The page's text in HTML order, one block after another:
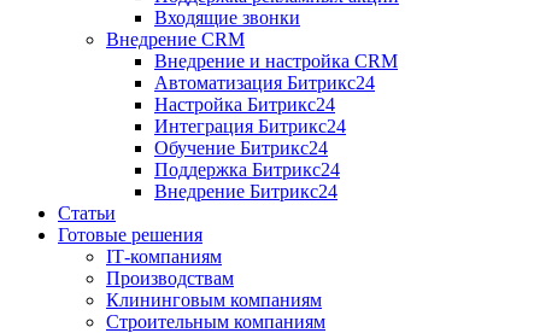
Входящие звонки
Внедрение CRM
Внедрение и настройка CRM
Автоматизация Битрикс24
Настройка Битрикс24
Интеграция Битрикс24
Обучение Битрикс24
Поддержка Битрикс24
Внедрение Битрикс24
Статьи
Готовые решения
IT‑компаниям
Производствам
Клининговым компаниям
Строительным компаниям